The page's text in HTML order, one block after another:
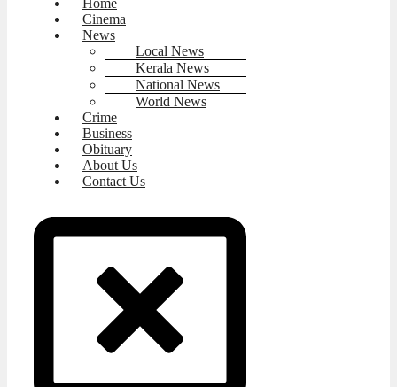
Cinema
News
Local News
Kerala News
National News
World News
Crime
Business
Obituary
About Us
Contact Us